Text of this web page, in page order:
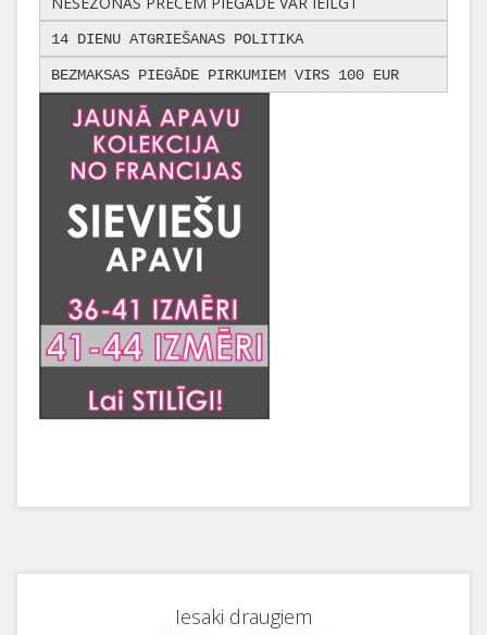
14 DIENU ATGRIEŠANAS POLITIKA
BEZMAKSAS PIEGĀDE PIRKUMIEM VIRS 100 EUR
Iesaki draugiem